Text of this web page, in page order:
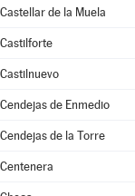
Castellar de la Muela
Castilforte
Castilnuevo
Cendejas de Enmedio
Cendejas de la Torre
Centenera